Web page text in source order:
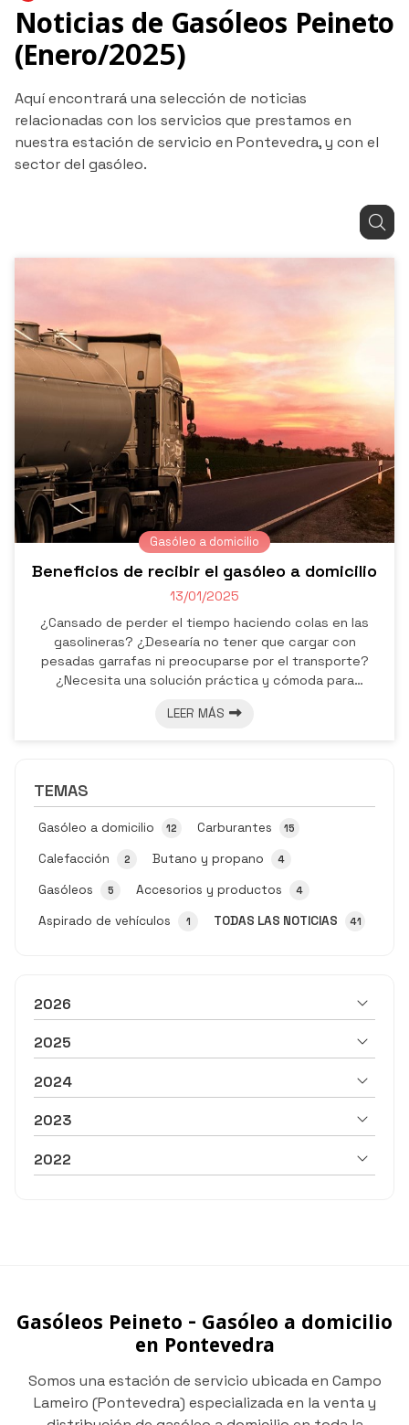
Noticias de Gasóleos Peineto
(Enero/2025)
Aquí encontrará una selección de noticias
relacionadas con los servicios que prestamos en
nuestra estación de servicio en Pontevedra, y con el
sector del gasóleo.
TEMAS
TODAS LAS NOTICIAS 41
Gasóleo a domicilio 12 Carburantes 15
Calefacción 2 Butano y propano 4
Gasóleos 5 Accesorios y productos 4
Aspirado de vehículos 1
Beneficios de recibir el gasóleo a domicilio
13/01/2025
Gasóleo a domicilio
¿Cansado de perder el tiempo haciendo colas en las
gasolineras? ¿Desearía no tener que cargar con
pesadas garrafas ni preocuparse por el transporte?
¿Necesita una solución práctica y cómoda para
Campo Lameiro y alrededores? ¡Está en el lugar
nuestra estación de servicio en Campo Lameiro qu...
LEER MÁS
2026
2025
2024
2023
2022
Gasóleos Peineto - Gasóleo a domicilio
en Pontevedra
Somos una estación de servicio ubicada en Campo
Lameiro (Pontevedra) especializada en la venta y